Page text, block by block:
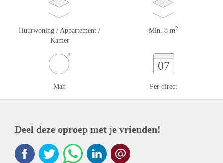
Huurwoning / Appartement /
Kamer
Min. 8 m2
Man
07
Per direct
Deel deze oproep met je vrienden!